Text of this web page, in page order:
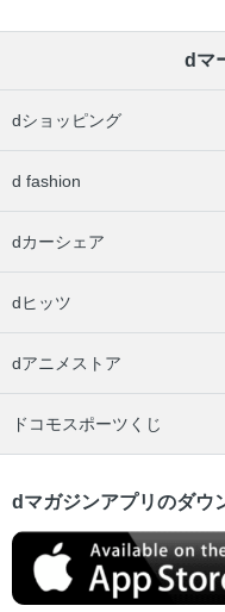
旅のきほん
入出国／日本からタイへ
空港ガイド／バンコク
BTS・MRT／バンコク
リバーポートほか／バ
お金のこと
知っておきたい旅のあ
バンコクまとめ
旅のタイ語
チャオプラヤー川MAP
dマ
dショッピング
d fashion
dカーシェア
dヒッツ
dアニメストア
ドコモスポーツくじ
dマガジンアプリのダウ